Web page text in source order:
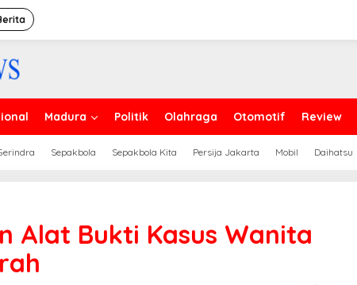
Madura Politik Olahraga Otomotif Review
Sepakbola Sepakbola Kita Persija Jakarta Mobil Daihatsu
Alat Bukti Kasus Wanita